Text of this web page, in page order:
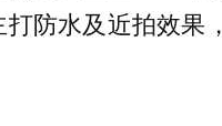
防水及近拍效果